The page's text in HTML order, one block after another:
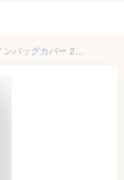
kiu レインバッグ メール便は送料無料 エコバッグ レインバッグカバー 2way キウ トート wpc w.p.c ワールドパーティー 雨の日用 自転車通学 体操服入れ プールバッグ 巾着 折りたたみ おしゃれ 撥水 サブバッグ 買い物袋 パッカブル ショッピングバッグ